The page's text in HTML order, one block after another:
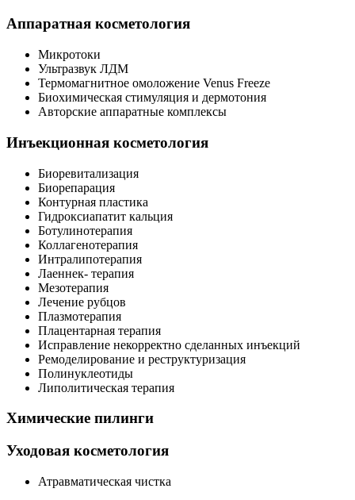
Аппаратная косметология
Микротоки
Ультразвук ЛДМ
Термомагнитное омоложение Venus Freeze
Биохимическая стимуляция и дермотония
Авторские аппаратные комплексы
Инъекционная косметология
Биоревитализация
Биорепарация
Контурная пластика
Гидроксиапатит кальция
Ботулинотерапия
Коллагенотерапия
Интралипотерапия
Лаеннек- терапия
Мезотерапия
Лечение рубцов
Плазмотерапия
Плацентарная терапия
Исправление некорректно сделанных инъекций
Ремоделирование и реструктуризация
Полинуклеотиды
Липолитическая терапия
Химические пилинги
Уходовая косметология
Атравматическая чистка